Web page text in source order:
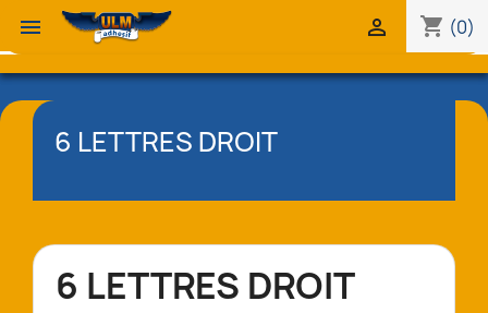
 shopping_cart (0)

6 LETTRES DROIT
6 LETTRES DROIT